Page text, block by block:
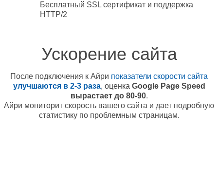
Бесплатный SSL сертификат и поддержка
HTTP/2
Ускорение сайта
После подключения к Айри показатели скорости сайта
улучшаются в 2-3 раза, оценка Google Page Speed
вырастает до 80-90.
Айри мониторит скорость вашего сайта и дает подробную
статистику по проблемным страницам.